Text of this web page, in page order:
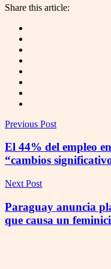
Share this article:
Previous Post
El 44% del empleo
“cambios
Next Post
Paraguay anuncia
que causa un